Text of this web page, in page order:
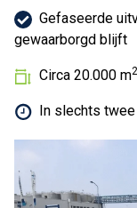
Gefaseerde
gewaarborgd blijft
Circa 20.000 m2
In slechts